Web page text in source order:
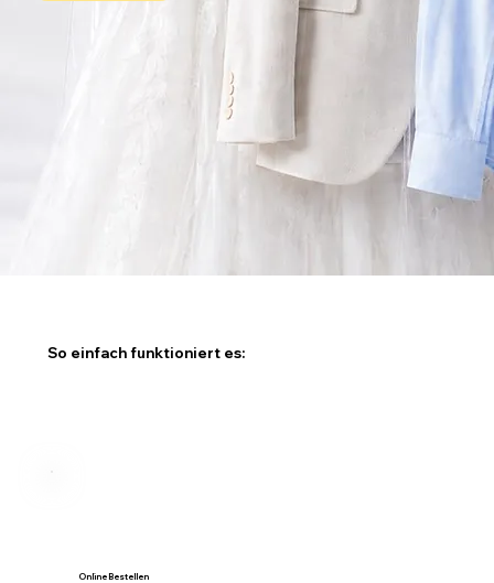
So einfach funktioniert es:
Online Bestellen